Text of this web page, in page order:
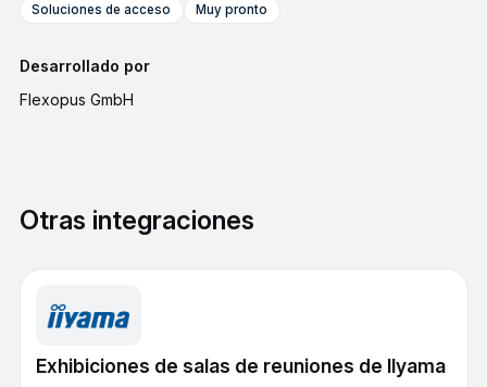
Soluciones de acceso Muy pronto
Desarrollado por
Flexopus GmbH
Otras integraciones
Exhibiciones de salas de reuniones de IIyama